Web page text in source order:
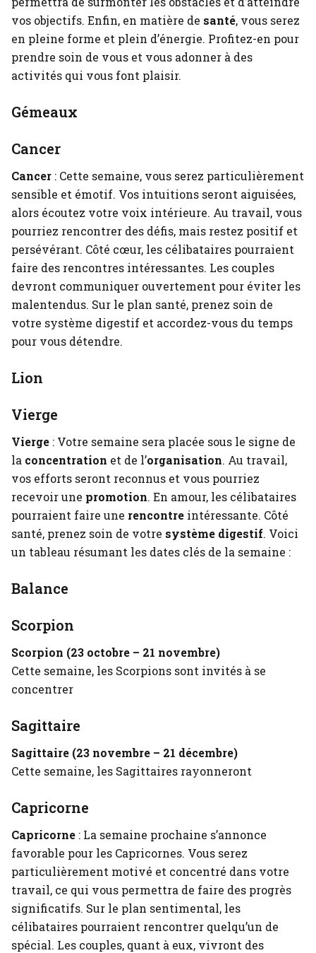
vos objectifs. Enfin, en matière de santé, vous serez
en pleine forme et plein d’énergie. Profitez-en pour
prendre soin de vous et vous adonner à des
activités qui vous font plaisir.
Gémeaux
Cancer
Cancer : Cette semaine, vous serez particulièrement
sensible et émotif. Vos intuitions seront aiguisées,
alors écoutez votre voix intérieure. Au travail, vous
pourriez rencontrer des défis, mais restez positif et
persévérant. Côté cœur, les célibataires pourraient
faire des rencontres intéressantes. Les couples
devront communiquer ouvertement pour éviter les
malentendus. Sur le plan santé, prenez soin de
votre système digestif et accordez-vous du temps
pour vous détendre.
Lion
Vierge
Vierge : Votre semaine sera placée sous le signe de
la concentration et de l’organisation. Au travail,
vos efforts seront reconnus et vous pourriez
recevoir une promotion. En amour, les célibataires
pourraient faire une rencontre intéressante. Côté
santé, prenez soin de votre système digestif. Voici
un tableau résumant les dates clés de la semaine :
Balance
Scorpion
Scorpion (23 octobre – 21 novembre)
Cette semaine, les Scorpions sont invités à se
concentrer
Sagittaire
Sagittaire (23 novembre – 21 décembre)
Cette semaine, les Sagittaires rayonneront
Capricorne
Capricorne : La semaine prochaine s’annonce
favorable pour les Capricornes. Vous serez
particulièrement motivé et concentré dans votre
travail, ce qui vous permettra de faire des progrès
significatifs. Sur le plan sentimental, les
célibataires pourraient rencontrer quelqu’un de
spécial. Les couples, quant à eux, vivront des